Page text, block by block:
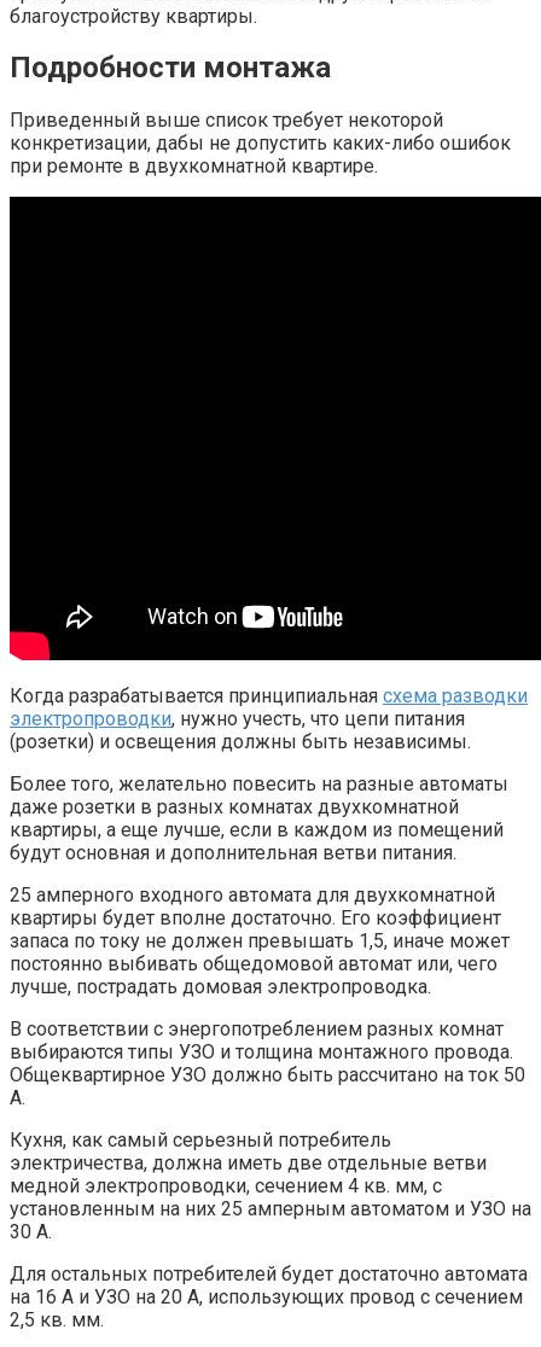
благоустройству квартиры.
Подробности монтажа
Приведенный выше список требует некоторой
конкретизации, дабы не допустить каких-либо ошибок
при ремонте в двухкомнатной квартире.
Когда разрабатывается принципиальная схема разводки
электропроводки, нужно учесть, что цепи питания
(розетки) и освещения должны быть независимы.
Более того, желательно повесить на разные автоматы
даже розетки в разных комнатах двухкомнатной
квартиры, а еще лучше, если в каждом из помещений
будут основная и дополнительная ветви питания.
25 амперного входного автомата для двухкомнатной
квартиры будет вполне достаточно. Его коэффициент
запаса по току не должен превышать 1,5, иначе может
постоянно выбивать общедомовой автомат или, чего
лучше, пострадать домовая электропроводка.
В соответствии с энергопотреблением разных комнат
выбираются типы УЗО и толщина монтажного провода.
Общеквартирное УЗО должно быть рассчитано на ток 50
А.
Кухня, как самый серьезный потребитель
электричества, должна иметь две отдельные ветви
медной электропроводки, сечением 4 кв. мм, с
установленным на них 25 амперным автоматом и УЗО на
30 A.
Для остальных потребителей будет достаточно автомата
на 16 A и УЗО на 20 A, использующих провод с сечением
2,5 кв. мм.